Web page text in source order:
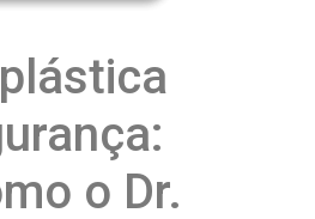
o Dr.